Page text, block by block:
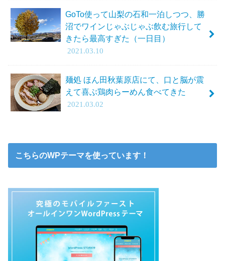
GoTo使って山梨の石和一泊しつつ、勝
沼でワインじゃぶじゃぶ飲む旅行して
きたら最高すぎた（一日目）
2021.03.10
麺処 ほん田秋葉原店にて、口と脳が震
えて喜ぶ鶏肉らーめん食べてきた
2021.03.02
こちらのWPテーマを使っています！